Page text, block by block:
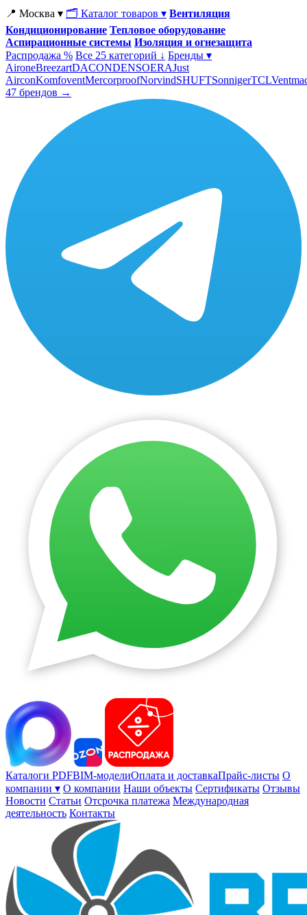
📍 Москва ▾ 🗂 Каталог товаров ▾ Вентиляция
Кондиционирование Тепловое оборудование
Аспирационные системы Изоляция и огнезащита
Распродажа % Все 25 категорий ↓ Бренды ▾
AironeBreezartDACONDENSOERAJust
AirconKomfoventMercorproofNorvindSHUFTSonnigerTCL
47 брендов →
Каталоги PDFBIM-моделиОплата и доставкаПрайс-листы О
компании ▾ О компании Наши объекты Сертификаты Отзывы
Новости Статьи Отсрочка платежа Международная
деятельность Контакты